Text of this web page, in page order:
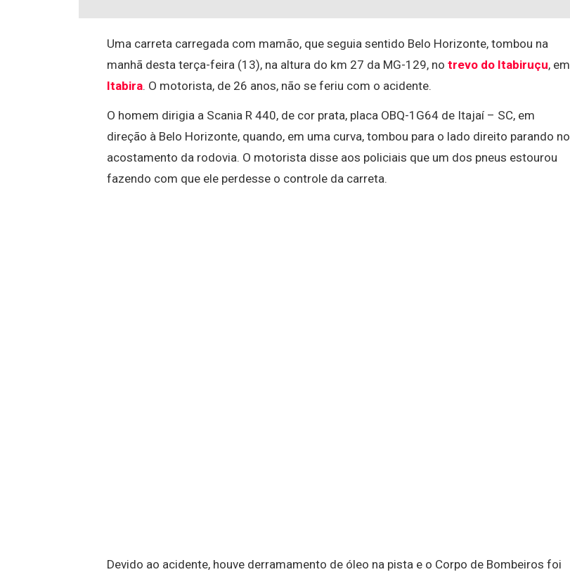
Uma carreta carregada com mamão, que seguia sentido Belo Horizonte, tombou na
manhã desta terça-feira (13), na altura do km 27 da MG-129, notrevo do Itabiruçu, em
Itabira. O motorista, de 26 anos, não se feriu com o acidente.
O homem dirigia a Scania R 440, de cor prata, placa OBQ-1G64 de Itajaí – SC, em
direção à Belo Horizonte, quando, em uma curva, tombou para o lado direito parando no
acostamento da rodovia. O motorista disse aos policiais que um dos pneus estourou
fazendo com que ele perdesse o controle da carreta.
Devido ao acidente, houve derramamento de óleo na pista e o Corpo de Bombeiros foi